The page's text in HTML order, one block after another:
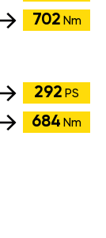
702 Nm
292 PS
684 Nm